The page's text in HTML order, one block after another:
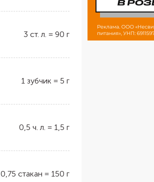
3 ст. л. = 90 г
1 зубчик = 5 г
0,5 ч. л. = 1,5 г
0,75 стакан = 150 г